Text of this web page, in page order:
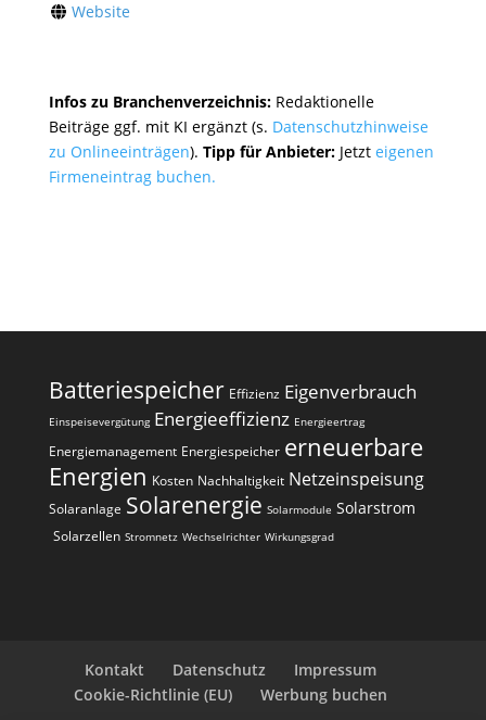
Website
Infos zu Branchenverzeichnis: Redaktionelle
Beiträge ggf. mit KI ergänzt (s. Datenschutzhinweise
zu Onlineeinträgen). Tipp für Anbieter:Jetzt eigenen
Firmeneintrag buchen.
Batteriespeicher Effizienz Eigenverbrauch
Einspeisevergütung Energieeffizienz Energieertrag
Energiemanagement Energiespeicher erneuerbare
Energien Kosten Nachhaltigkeit Netzeinspeisung
Solaranlage Solarenergie Solarmodule Solarstrom
Solarzellen Stromnetz Wechselrichter Wirkungsgrad
Kontakt Datenschutz
Impressum
Cookie-Richtlinie (EU)
Werbung buchen